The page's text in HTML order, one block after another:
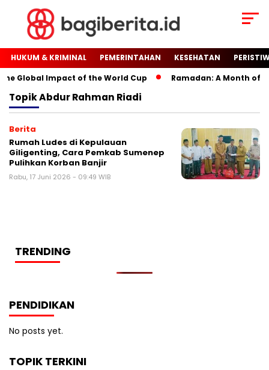
HUKUM & KRIMINAL PEMERINTAHAN KESEHATAN
Global Impact of the World Cup
Ramadan: A Month of
TopikAbdur Rahman Riadi
Berita
Rumah Ludes di Kepulauan
Giligenting, Cara Pemkab Sumenep
Pulihkan Korban Banjir
Rabu, 17 Juni 2026 - 09:49 WIB
TRENDING
PENDIDIKAN
No posts yet.
TOPIK TERKINI